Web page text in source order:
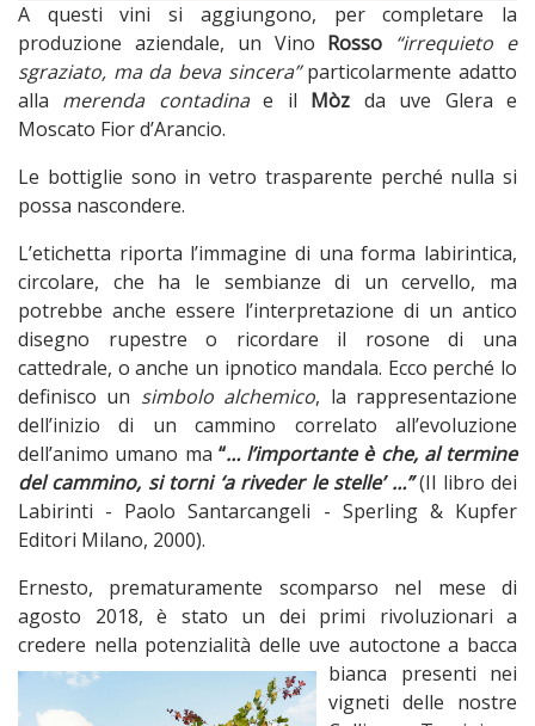
A questi vini si aggiungono, per completare la
produzione aziendale, un Vino Rosso “irrequieto e
sgraziato, ma da beva sincera”particolarmente adatto
alla merenda contadinae il Mòz da uve Glera e
Moscato Fior d’Arancio.
Le bottiglie sono in vetro trasparente perché nulla si
possa nascondere.
L’etichetta riporta l’immagine di una forma labirintica,
circolare, che ha le sembianze di un cervello, ma
potrebbe anche essere l’interpretazione di un antico
disegno rupestre o ricordare il rosone di una
cattedrale, o anche un ipnotico mandala. Ecco perché lo
definisco un simbolo alchemico, la rappresentazione
dell’inizio di un cammino correlato all’evoluzione
dell’animo umano ma “… l’importante è che, al termine
del cammino, si torni ‘a riveder le stelle’ …”(Il libro dei
Labirinti - Paolo Santarcangeli - Sperling & Kupfer
Editori Milano, 2000).
Ernesto, prematuramente scomparso nel mese di
agosto 2018, è stato un dei primi rivoluzionari a
credere nella potenzialità delle uve autoctonea bacca
bianca presenti nei
vigneti delle nostre